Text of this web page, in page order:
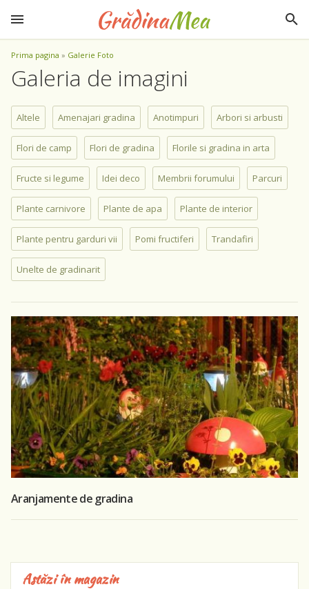
Prima pagina » Galerie Foto
Galeria de imagini
Altele Amenajari gradina Anotimpuri Arbori si arbusti
Flori de camp Flori de gradina Florile si gradina in arta
Fructe si legume Idei deco Membrii forumului Parcuri
Plante carnivore Plante de apa Plante de interior
Plante pentru garduri vii Pomi fructiferi Trandafiri
Unelte de gradinarit
Aranjamente de gradina
Astăzi în magazin